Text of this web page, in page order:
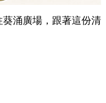
涌廣場，跟著這份清